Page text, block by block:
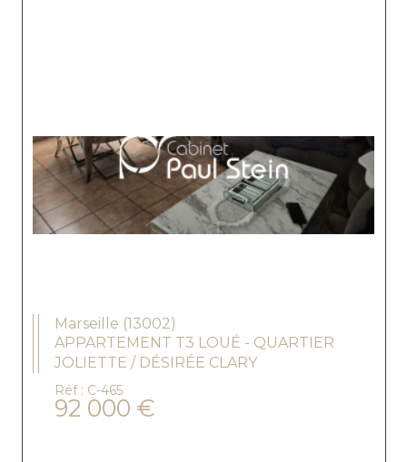
Marseille (13002)
APPARTEMENT T3 LOUÉ - QUARTIER
JOLIETTE / DÉSIRÉE CLARY
Réf : C-465
92 000 €